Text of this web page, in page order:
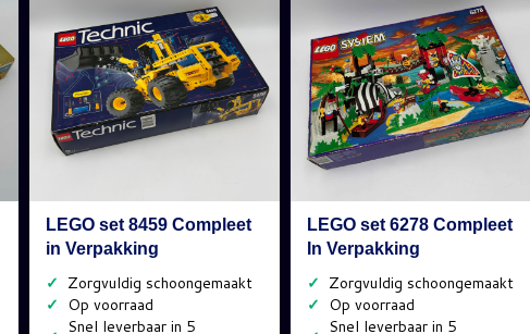
LEGO set 8459 Compleet
in Verpakking
✓
✓
LEGO set 6278 Compleet
In Verpakking
✓
✓